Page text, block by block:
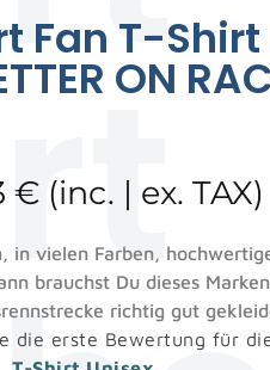
Fan T-
ON
€ (inc. | ex. TAX)
in vielen Farben,
brauchst Du dieses
richtig gut
die erste Bewertung für